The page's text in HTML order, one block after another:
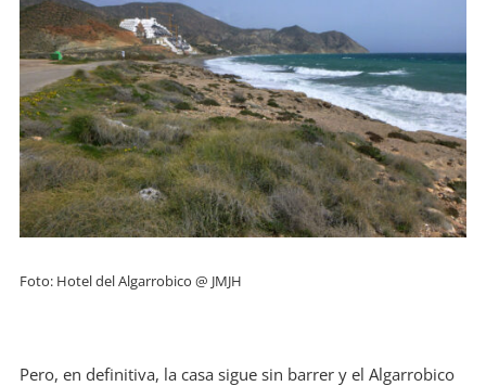
Foto: Hotel del Algarrobico @ JMJH
Pero, en definitiva, la casa sigue sin barrer y el Algarrobico